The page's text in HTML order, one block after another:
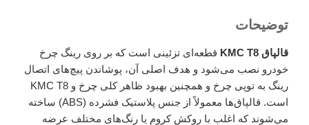
توضیحات
قالپاق KMC T8
قطعه‌ای تزئینی است که بر روی رینگ چرخ
خودرو نصب می‌شود و هدف اصلی آن، پوشاندن پیچ‌های اتصال
رینگ به توپی چرخ و همچنین بهبود ظاهر کلی چرخ و KMC T8
است. قالپاق‌ها معمولاً از جنس پلاستیک فشرده (ABS) ساخته
می‌شوند که اغلب با روکش کروم یا رنگ‌های مختلف عرضه